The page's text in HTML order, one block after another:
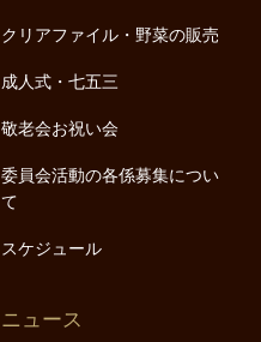
クリアファイル・野菜の販売
成人式・七五三
敬老会お祝い会
委員会活動の各係募集につい
て
スケジュール
ニュース